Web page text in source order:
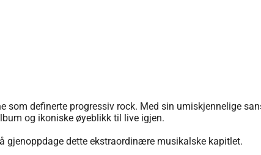
som definerte progressiv rock. Med sin umiskjennelige
og ikoniske øyeblikk til live igjen.
gjenoppdage dette ekstraordinære musikalske kapitlet.